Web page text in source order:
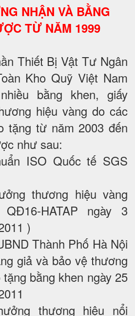
NHẬN VÀ BẰNG
TỪ NĂM 1999
Thiết Bị Vật Tư Ngân
Kho Quỹ Việt Nam
bằng khen, giấy
hiệu vàng do các
tặng từ năm 2003 đến
như sau:
ISO Quốc tế SGS
thương hiệu vàng
HATAP ngày 3
)
Thành Phố Hà Nội
giả và bảo vệ thương
bằng khen ngày 25
thương hiệu nổi